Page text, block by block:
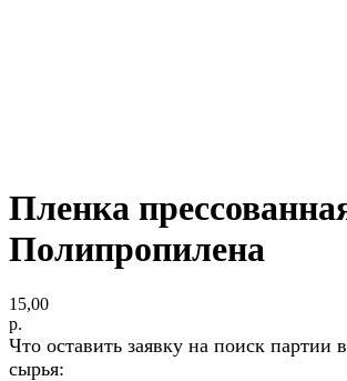
Пленка
Полипропилена
15,00
р.
Что оставить заявку на поиск партии
сырья: